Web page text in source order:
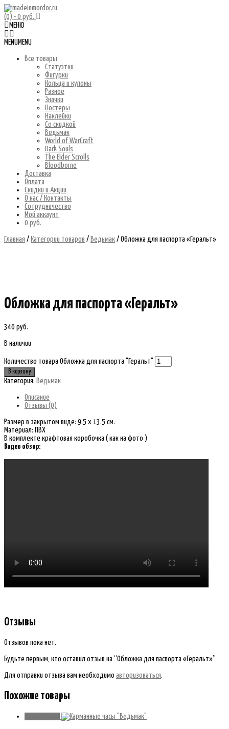
(0) - 0 руб.
МЕНЮ
MENU MENU
Все товары
Статуэтки
Фигурки
Кольца и кулоны
Разное
Значки
Постеры
Наклейки
Со скидкой
Ведьмак
World of WarCraft
Dark Souls
The Elder Scrolls
Bloodborne
Доставка
Оплата
Скидки и Акции
О нас / Контакты
Сотрудничество
Мой аккаунт
0 руб.
Главная / Категории товаров / Ведьмак / Обложка для паспорта «Геральт»
Обложка для паспорта «Геральт»
340 руб.
В наличии
Количество товара Обложка для паспорта "Геральт"
В корзину
Категория: Ведьмак
Описание
Отзывы (0)
Размер в закрытом виде: 9.5 х 13.5 см.
Материал: ПВХ
В комплекте крафтовая коробочка ( как на фото )
Видео обзор:
Отзывы
Отзывов пока нет.
Будьте первым, кто оставил отзыв на “Обложка для паспорта «Геральт»”
Для отправки отзыва вам необходимо авторизоваться.
Похожие товары